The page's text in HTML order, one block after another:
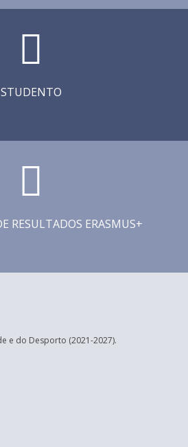
STUDENTO
RESULTADOS ERASMUS+
e do Desporto (2021-2027).